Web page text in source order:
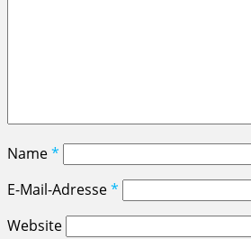
Name*
E-Mail-Adresse*
Website